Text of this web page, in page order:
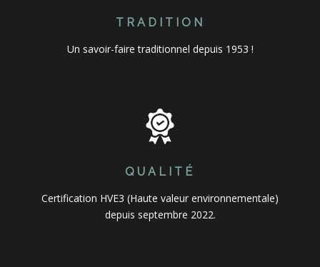
TRADITION
Un savoir-faire traditionnel depuis 1953 !
QUALITÉ
Certification HVE3 (Haute valeur environnementale)
depuis septembre 2022.